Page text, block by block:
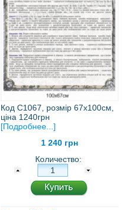
Код С1067, розмір 67х100см,
ціна 1240грн
[Подробнее...]
1 240 грн
Количество: